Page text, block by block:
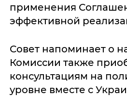
применения
эффективной
Совет напоминает о
Комиссии также
консультациям на
уровне вместе с